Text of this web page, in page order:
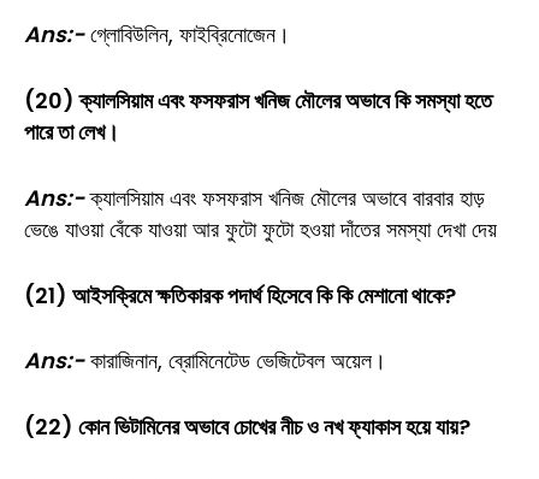
Ans:-গ্লোবিউলিন, ফাইব্রিনোজেন।
(20) ক্যালসিয়াম এবং ফসফরাস খনিজ মৌলের অভাবে কি সমস্যা হতে
পারে তা লেখ।
Ans:-ক্যালসিয়াম এবং ফসফরাস খনিজ মৌলের অভাবে বারবার হাড়
ভেঙে যাওয়া বেঁকে যাওয়া আর ফুটো ফুটো হওয়া দাঁতের সমস্যা দেখা দেয়
(21) আইসক্রিমে ক্ষতিকারক পদার্থ হিসেবে কি কি মেশানো থাকে?
Ans:-কারাজিনান, ব্রোমিনেটেড ভেজিটেবল অয়েল।
(22) কোন ভিটামিনের অভাবে চোখের নীচ ও নখ ফ্যাকাস হয়ে যায়?